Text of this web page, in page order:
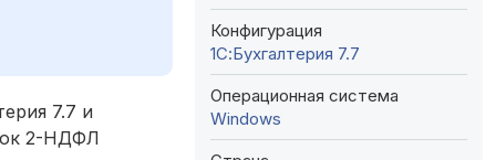
7.7 и
2-НДФЛ
Конфигурация
1С:Бухгалтерия 7.7
Операционная система
Windows